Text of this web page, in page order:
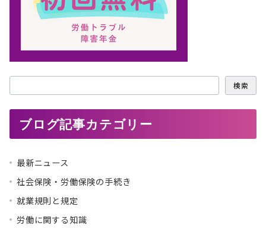
索
検索
ブログ記事カテゴリー
最新ニュース
社会保険・労働保険の手続き
就業規則と規定
労働に関する知識